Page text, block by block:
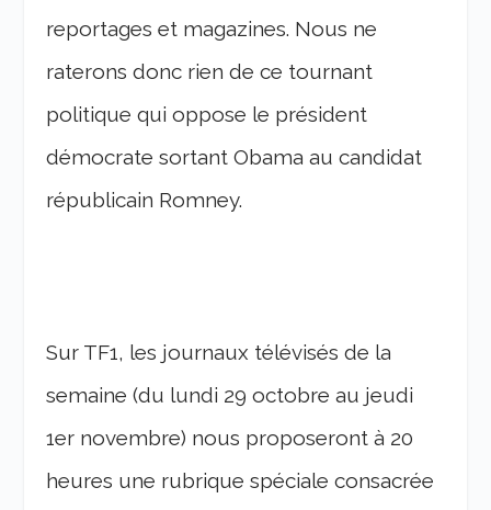
reportages et magazines. Nous ne
raterons donc rien de ce tournant
politique qui oppose le président
démocrate sortant Obama au candidat
républicain Romney.
Sur TF1, les journaux télévisés de la
semaine (du lundi 29 octobre au jeudi
1er novembre) nous proposeront à 20
heures une rubrique spéciale consacrée